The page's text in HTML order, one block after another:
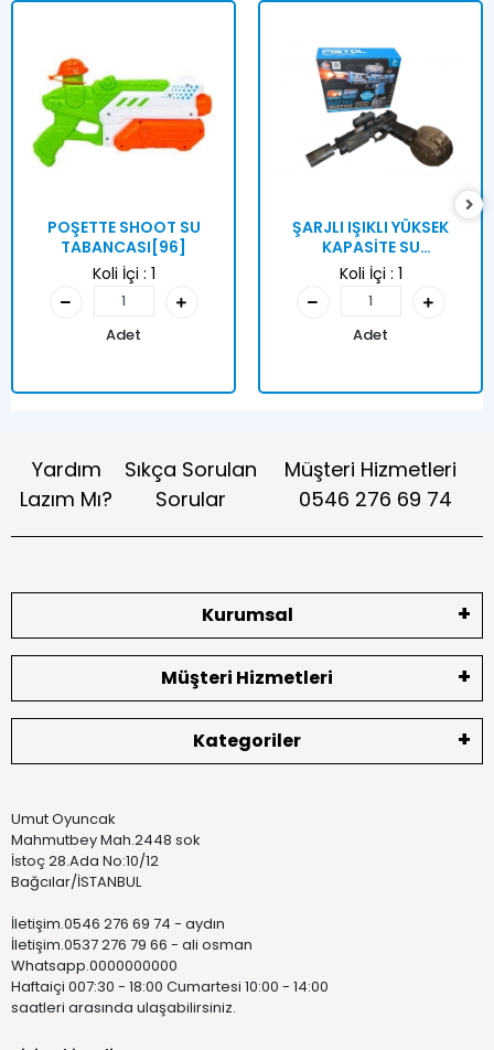
POŞETTE SHOOT SU
TABANCASI[96]
Koli İçi : 1
Adet
ŞARJLI IŞIKLI YÜKSEK
KAPASİTE SU
TABANCASI[24]
Koli İçi : 1
Adet
Yardım
Lazım Mı?
Sıkça Sorulan
Sorular
Müşteri Hizmetleri
0546 276 69 74
Kurumsal
Müşteri Hizmetleri
Kategoriler
Umut Oyuncak
Mahmutbey Mah.2448 sok
İstoç 28.Ada No:10/12
Bağcılar/İSTANBUL
İletişim.0546 276 69 74 - aydın
İletişim.0537 276 79 66 - ali osman
Whatsapp.0000000000
Haftaiçi 007:30 - 18:00 Cumartesi 10:00 - 14:00
saatleri arasında ulaşabilirsiniz.